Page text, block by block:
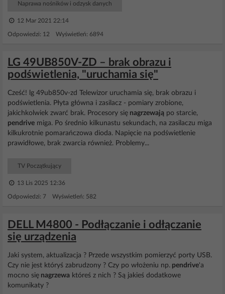
Naprawa nośników i odzysk danych
12 Mar 2021 22:14
Odpowiedzi: 12 Wyświetleń: 6894
LG 49UB850V-ZD – brak obrazu i
podświetlenia, "uruchamia się"
Cześć! lg 49ub850v-zd Telewizor uruchamia się, brak obrazu i
podświetlenia. Płyta główna i zasilacz - pomiary zrobione,
jakichkolwiek zwarć brak. Procesory się nagrzewają po starcie,
pendrive miga. Po średnio kilkunastu sekundach, na zasilaczu miga
kilkukrotnie pomarańczowa dioda. Napięcie na podświetlenie
prawidłowe, brak zwarcia również. Problemy...
TV Początkujący
13 Lis 2025 12:36
Odpowiedzi: 7 Wyświetleń: 582
DELL M4800 - Podłączanie i odłączanie
się urządzenia
Jaki system, aktualizacja ? Przede wszystkim pomierzyć porty USB.
Czy nie jest któryś zabrudzony ? Czy po włożeniu np. pendrive'a
mocno się nagrzewa któreś z nich ? Są jakieś dodatkowe
komunikaty ?